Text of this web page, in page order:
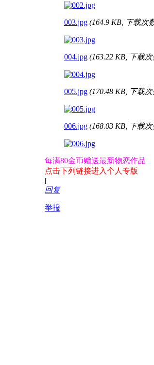
003.jpg (164.9 KB, 下载次
004.jpg (163.22 KB, 下载
005.jpg (170.48 KB, 下载
006.jpg (168.03 KB, 下载
每满80金币赠送最新物恋作品
点击下列链接进入个人专版
[
回复
举报